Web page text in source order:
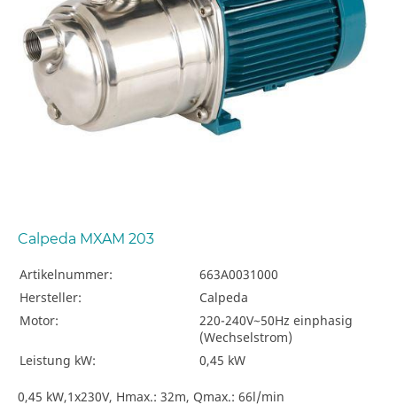
Calpeda MXAM 203
Artikelnummer:
663A0031000
Hersteller:
Calpeda
Motor:
220-240V~50Hz einphasig
(Wechselstrom)
Leistung kW:
0,45 kW
0,45 kW,1x230V, Hmax.: 32m, Qmax.: 66l/min